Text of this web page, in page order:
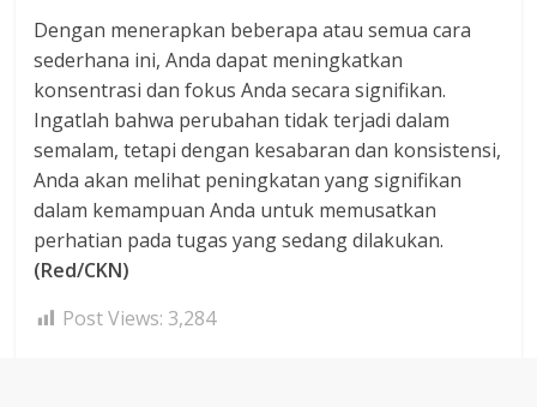
Dengan menerapkan beberapa atau semua cara
sederhana ini, Anda dapat meningkatkan
konsentrasi dan fokus Anda secara signifikan.
Ingatlah bahwa perubahan tidak terjadi dalam
semalam, tetapi dengan kesabaran dan konsistensi,
Anda akan melihat peningkatan yang signifikan
dalam kemampuan Anda untuk memusatkan
perhatian pada tugas yang sedang dilakukan.
(Red/CKN)
Post Views: 3,284